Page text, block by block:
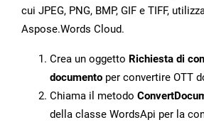
cui JPEG, PNG, BMP, GIF e TIFF,
Aspose.Words Cloud.
Crea un oggetto Richiesta di
documento per convertire OTT
Chiama il metodo
della classe WordsApi per la